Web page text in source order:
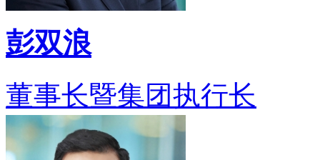
彭双浪
董事长暨集团执行长